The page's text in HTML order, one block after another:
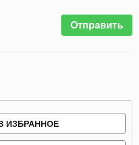
Отправить
ИЗБРАННОЕ